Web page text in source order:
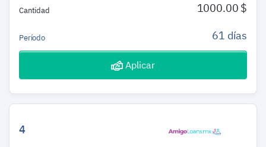
Cantidad 1000.00 $
Período 61 días
Aplicar
4